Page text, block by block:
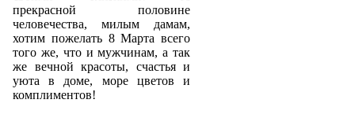
прекрасной половине
человечества, милым дамам,
хотим пожелать 8 Марта всего
того же, что и мужчинам, а так
же вечной красоты, счастья и
уюта в доме, море цветов и
комплиментов!